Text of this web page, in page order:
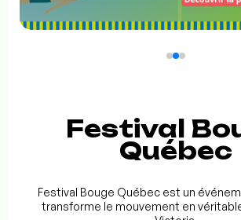
Festival
Québec
Festival Bouge Québec est un
transforme le mouvement en